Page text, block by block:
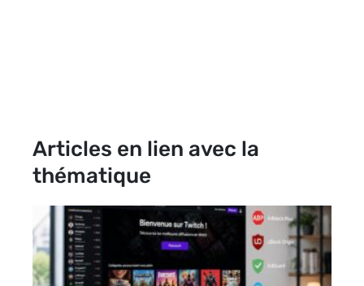
Articles en lien avec la
thématique